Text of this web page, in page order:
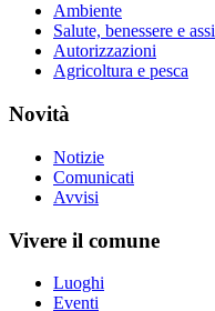
Ambiente
Salute, benessere e
Autorizzazioni
Agricoltura e pesca
Novità
Notizie
Comunicati
Avvisi
Vivere il comune
Luoghi
Eventi